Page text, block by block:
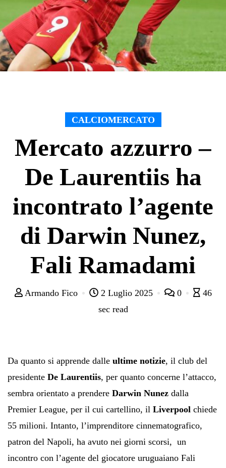
CALCIOMERCATO
Mercato azzurro –
De Laurentiis ha
incontrato l’agente
di Darwin Nunez,
Fali Ramadami
Armando Fico 2 Luglio 2025 0
46
sec read
Da quanto si apprende dalle ultime notizie, il club del
presidente De Laurentiis, per quanto concerne l’attacco,
sembra orientato a prendere Darwin Nunez dalla
Premier League, per il cui cartellino, il Liverpool chiede
55 milioni. Intanto, l’imprenditore cinnematografico,
patron del Napoli, ha avuto nei giorni scorsi, un
incontro con l’agente del giocatore uruguaiano Fali